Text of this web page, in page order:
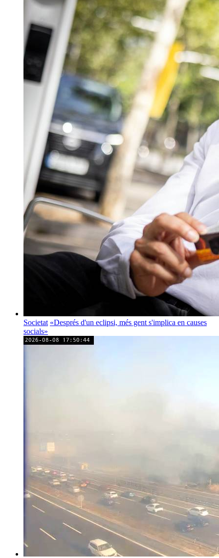
Societat «Després d'un eclipsi, més gent s'implica en causes
socials»